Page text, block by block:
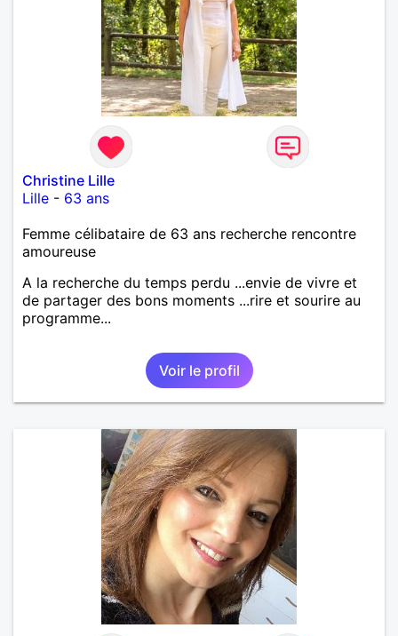
Christine Lille
Lille - 63 ans
Femme célibataire de 63 ans recherche rencontre
amoureuse
A la recherche du temps perdu ...envie de vivre et
de partager des bons moments ...rire et sourire au
programme...
Voir le profil